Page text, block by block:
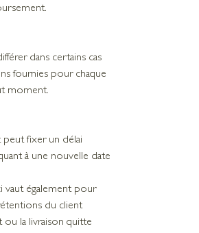
dans certains cas
fournies pour chaque
moment.
peut fixer un délai
à une nouvelle date
vaut également pour
du client
ou la livraison quitte